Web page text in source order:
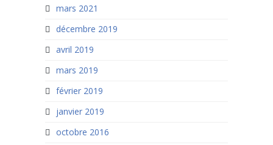
mars 2021
décembre 2019
avril 2019
mars 2019
février 2019
janvier 2019
octobre 2016